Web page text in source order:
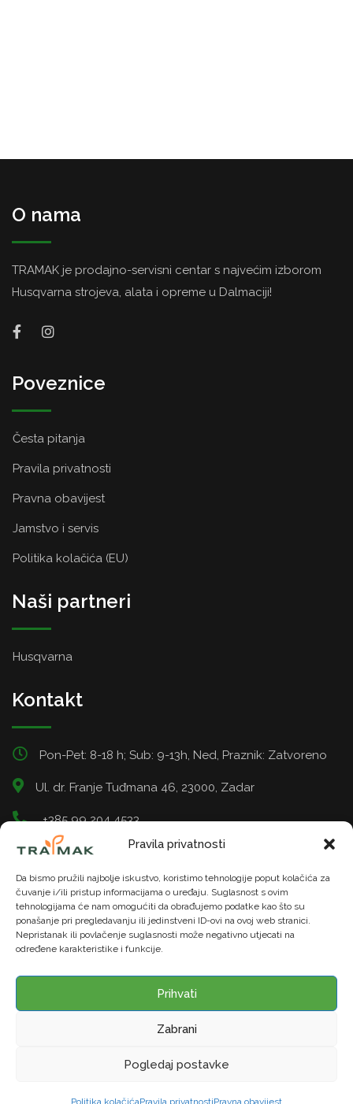
Pravila privatnosti
Da bismo pružili najbolje iskustvo, koristimo tehnologije poput kolačića za
čuvanje i/ili pristup informacijama o uređaju. Suglasnost s ovim
tehnologijama će nam omogućiti da obrađujemo podatke kao što su
ponašanje pri pregledavanju ili jedinstveni ID-ovi na ovoj web stranici.
Nepristanak ili povlačenje suglasnosti može negativno utjecati na
određene karakteristike i funkcije.
Prihvati
Zabrani
Pogledaj postavke
Politika kolačićaPravila privatnostiPravna obavijest
O nama
TRAMAK je prodajno-servisni centar s najvećim izborom
Husqvarna strojeva, alata i opreme u Dalmaciji!
Poveznice
Česta pitanja
Pravila privatnosti
Pravna obavijest
Jamstvo i servis
Politika kolačića (EU)
Naši partneri
Husqvarna
Kontakt
Pon-Pet: 8-18 h; Sub: 9-13h, Ned, Praznik: Zatvoreno
Ul. dr. Franje Tuđmana 46, 23000, Zadar
+385 99 204 4533
info@tramak.hr
uređaje za gotovinu
Web stranicu izradio: